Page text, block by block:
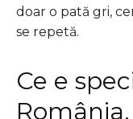
doar o pată gri,
se repetă.
Ce e